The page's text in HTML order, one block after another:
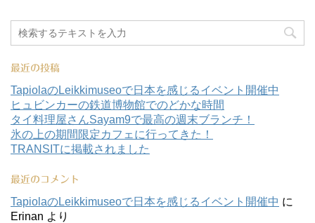
最近の投稿
TapiolaのLeikkimuseoで日本を感じるイベント開催中
ヒュビンカーの鉄道博物館でのどかな時間
タイ料理屋さんSayam9で最高の週末ブランチ！
氷の上の期間限定カフェに行ってきた！
TRANSITに掲載されました
最近のコメント
TapiolaのLeikkimuseoで日本を感じるイベント開催中 に
Erinan より